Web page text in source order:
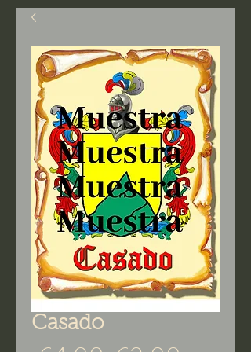
Casado